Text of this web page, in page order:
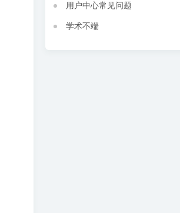
用户中心常见问题
学术不端